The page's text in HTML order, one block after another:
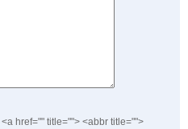
<a href="" title=""> <abbr title="">